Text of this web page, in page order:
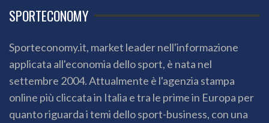
SPORTECONOMY
Sporteconomy.it, market leader nell'informazione
applicata all'economia dello sport, è nata nel
settembre 2004. Attualmente è l'agenzia stampa
online più cliccata in Italia e tra le prime in Europa per
quanto riguarda i temi dello sport-business, con una